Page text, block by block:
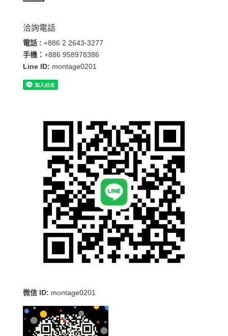
洽詢電話
電話 : +886 2 2643-3277
手機： +886 958978386
Line ID: montage0201
微信 ID: montage0201